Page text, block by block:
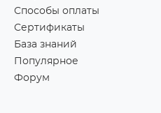
Способы оплаты
Сертификаты
База знаний
Популярное
Форум